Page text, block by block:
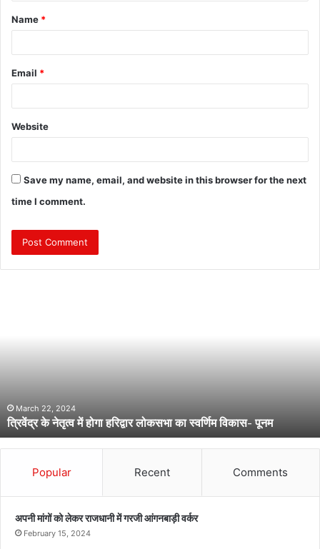
*
Name *
Email *
Website
Save my name, email, and website in this browser for the next
time I comment.
गा
ह
रि
लो
March 22, 2024
त्रिवेंद्र के नेतृत्व में होगा हरिद्वार लोकसभा का स्वर्णिम विकास- पूनम
Popular Recent Comments
अपनी मांगों को लेकर राजधानी में गरजी आंगनबाड़ी वर्कर
February 15, 2024